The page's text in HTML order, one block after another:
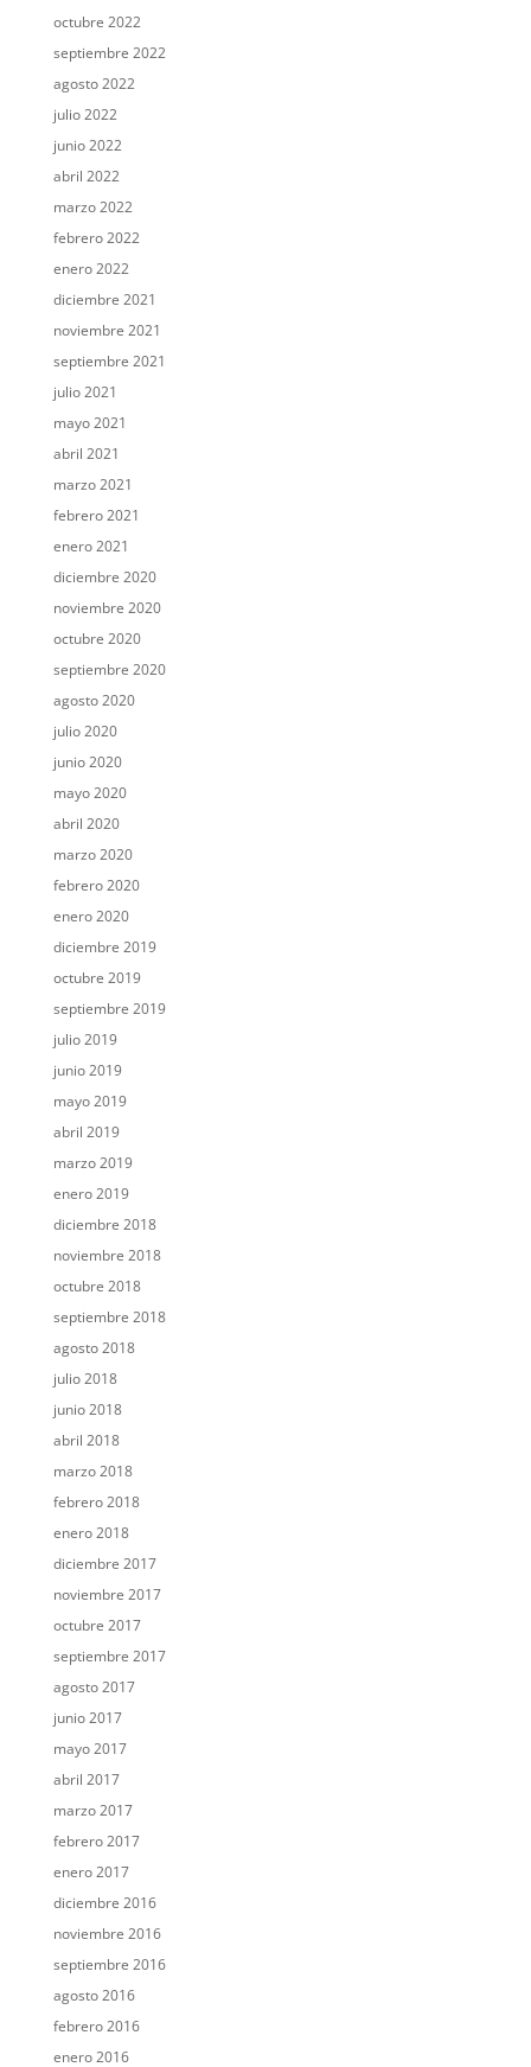
octubre 2022
septiembre 2022
agosto 2022
julio 2022
junio 2022
abril 2022
marzo 2022
febrero 2022
enero 2022
diciembre 2021
noviembre 2021
septiembre 2021
julio 2021
mayo 2021
abril 2021
marzo 2021
febrero 2021
enero 2021
diciembre 2020
noviembre 2020
octubre 2020
septiembre 2020
agosto 2020
julio 2020
junio 2020
mayo 2020
abril 2020
marzo 2020
febrero 2020
enero 2020
diciembre 2019
octubre 2019
septiembre 2019
julio 2019
junio 2019
mayo 2019
abril 2019
marzo 2019
enero 2019
diciembre 2018
noviembre 2018
octubre 2018
septiembre 2018
agosto 2018
julio 2018
junio 2018
abril 2018
marzo 2018
febrero 2018
enero 2018
diciembre 2017
noviembre 2017
octubre 2017
septiembre 2017
agosto 2017
junio 2017
mayo 2017
abril 2017
marzo 2017
febrero 2017
enero 2017
diciembre 2016
noviembre 2016
septiembre 2016
agosto 2016
febrero 2016
enero 2016